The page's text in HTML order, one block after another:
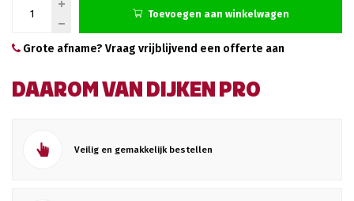
Toevoegen aan winkelwagen
Grote afname? Vraag vrijblijvend een offerte aan
DAAROM VAN DIJKEN PRO
Veilig en gemakkelijk bestellen